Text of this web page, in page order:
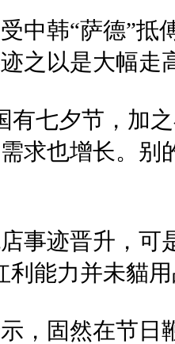
中韩“萨德”抵
之以是大幅走
有七夕节，加
求也增长。别
事迹晋升，可
利能力并未貓
，固然在节日